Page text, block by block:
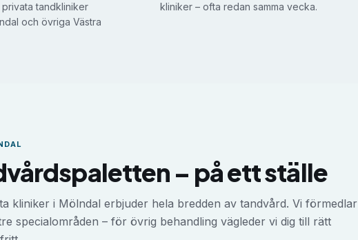
tandkliniker
och övriga Västra
kliniker – ofta redan samma vecka.
– på ett ställe
kliniker i Mölndal erbjuder hela bredden av tandvård. Vi förmedlar
specialområden – för övrig behandling vägleder vi dig till rätt